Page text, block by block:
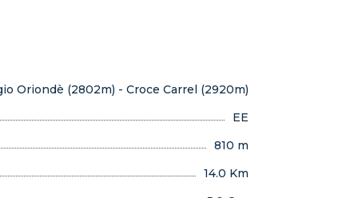
Oriondè (2802m) - Croce Carrel (2920m)
EE
810 m
14.0 Km